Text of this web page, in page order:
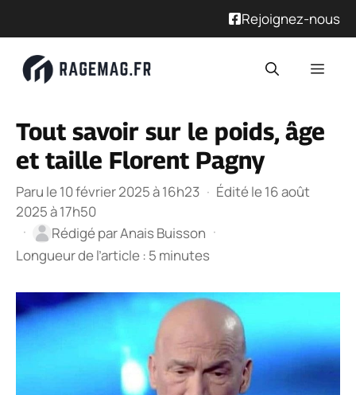
Rejoignez-nous
Tout savoir sur le poids, âge
et taille Florent Pagny
Paru le 10 février 2025 à 16h23 · Édité le 16 août
2025 à 17h50
·
Rédigé parAnais Buisson ·
Longueur de l’article : 5 minutes